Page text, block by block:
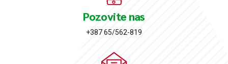
Pozovite nas
+387 65/562-819